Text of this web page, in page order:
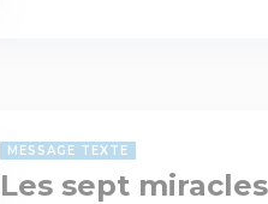
MESSAGE TEXTE
Les sept